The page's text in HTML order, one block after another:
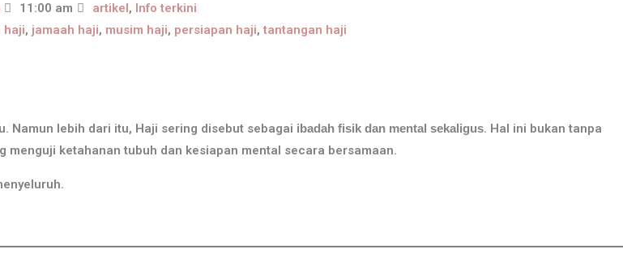
11:00 am artikel, Info terkini
haji, jamaah haji, musim haji, persiapan haji,tantangan haji
Namun lebih dari itu, Haji sering disebut sebagai ibadah fisik dan mental sekaligus. Hal ini bukan tanpa
ketahanan tubuh dan kesiapan mental secara bersamaan.